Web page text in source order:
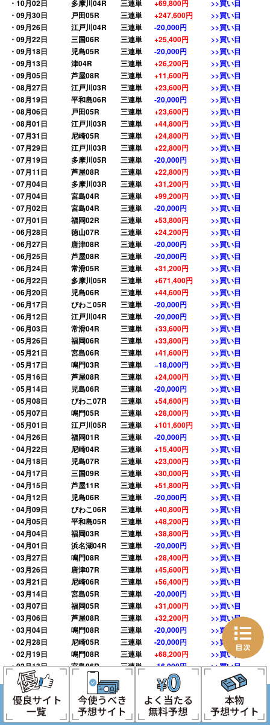
・10月02日
多摩川04R 三連単 +69,800円
>>買い目
・09月30日
戸田05R 三連単 +247,600円
>>買い目
・09月26日
江戸川04R 三連単 -20,000円
>>買い目
・09月22日
三国06R 三連単 +25,400円
>>買い目
・09月18日
児島05R 三連単 -20,000円
>>買い目
・09月13日
津04R 三連単 +26,200円
>>買い目
・09月05日
芦屋08R 三連単 +11,600円
>>買い目
・08月27日
江戸川03R 三連単 +23,600円
>>買い目
・08月19日
平和島06R 三連単 -20,000円
>>買い目
・08月06日
戸田05R 三連単 +23,600円
>>買い目
・08月01日
江戸川03R 三連単 +44,800円
>>買い目
・07月31日
尼崎05R 三連単 +24,800円
>>買い目
・07月29日
江戸川03R 三連単 +22,800円
>>買い目
・07月19日
多摩川05R 三連単 -20,000円
>>買い目
・07月11日
芦屋08R 三連単 +22,800円
>>買い目
・07月04日
多摩川03R 三連単 +31,200円
>>買い目
・07月04日
宮島04R 三連単 +99,200円
>>買い目
・07月02日
宮島04R 三連単 -20,000円
>>買い目
・07月01日
福岡02R 三連単 +53,800円
>>買い目
・06月28日
徳山07R 三連単 +24,200円
>>買い目
・06月27日
唐津08R 三連単 -20,000円
>>買い目
・06月25日
芦屋08R 三連単 -20,000円
>>買い目
・06月24日
常滑05R 三連単 +31,200円
>>買い目
・06月22日
多摩川05R 三連単 +671,400円
>>買い目
・06月20日
児島06R 三連単 +44,600円
>>買い目
・06月17日
びわこ05R 三連単 -20,000円
>>買い目
・06月12日
江戸川04R 三連単 -20,000円
>>買い目
・06月03日
常滑04R 三連単 +33,600円
>>買い目
・05月26日
福岡06R 三連単 +33,800円
>>買い目
・05月21日
宮島06R 三連単 +41,600円
>>買い目
・05月17日
鳴門03R 三連単 −18,000円
>>買い目
・05月16日
芦屋08R 三連単 +24,000円
>>買い目
・05月14日
児島06R 三連単 -20,000円
>>買い目
・05月08日
びわこ07R 三連単 +54,600円
>>買い目
・05月07日
鳴門05R 三連単 +28,000円
>>買い目
・05月01日
江戸川05R 三連単 +101,600円
>>買い目
・04月26日
福岡01R 三連単 -20,000円
>>買い目
・04月22日
尼崎04R 三連単 +15,400円
>>買い目
・04月18日
児島07R 三連単 +23,000円
>>買い目
・04月17日
三国09R 三連単 +30,000円
>>買い目
・04月15日
芦屋11R 三連単 +51,800円
>>買い目
・04月12日
児島06R 三連単 -20,000円
>>買い目
・04月09日
びわこ06R 三連単 +40,800円
>>買い目
・04月05日
平和島05R 三連単 +48,200円
>>買い目
・04月04日
福岡03R 三連単 +38,800円
>>買い目
・04月01日
浜名湖04R 三連単 -20,000円
>>買い目
・03月27日
鳴門08R 三連単 +28,400円
>>買い目
・03月26日
唐津07R 三連単 +45,600円
>>買い目
・03月21日
尼崎06R 三連単 +56,400円
>>買い目
・03月14日
宮島05R 三連単 -20,000円
>>買い目
・03月07日
福岡05R 三連単 +31,000円
>>買い目
・03月06日
芦屋08R 三連単 +32,200円
>>買い目
・03月04日
鳴門08R 三連単 -20,000円
>>買い目
・02月28日
尼崎05R 三連単 -20,000円
>>買い目
・02月19日
鳴門08R 三連単 +68,200円
>>買い目
・02月13日
宮島06R 三連単 -16,000円
>>買い目
・02月06日
宮島03R 三連単 +198,600円
>>買い目
・02月04日
唐津08R +33,200円
>>買い目
・01月31日
多摩川03R 三連単 -20,000円
>>買い目
・01月28日
津05R 三連単 +27,600円
>>買い目